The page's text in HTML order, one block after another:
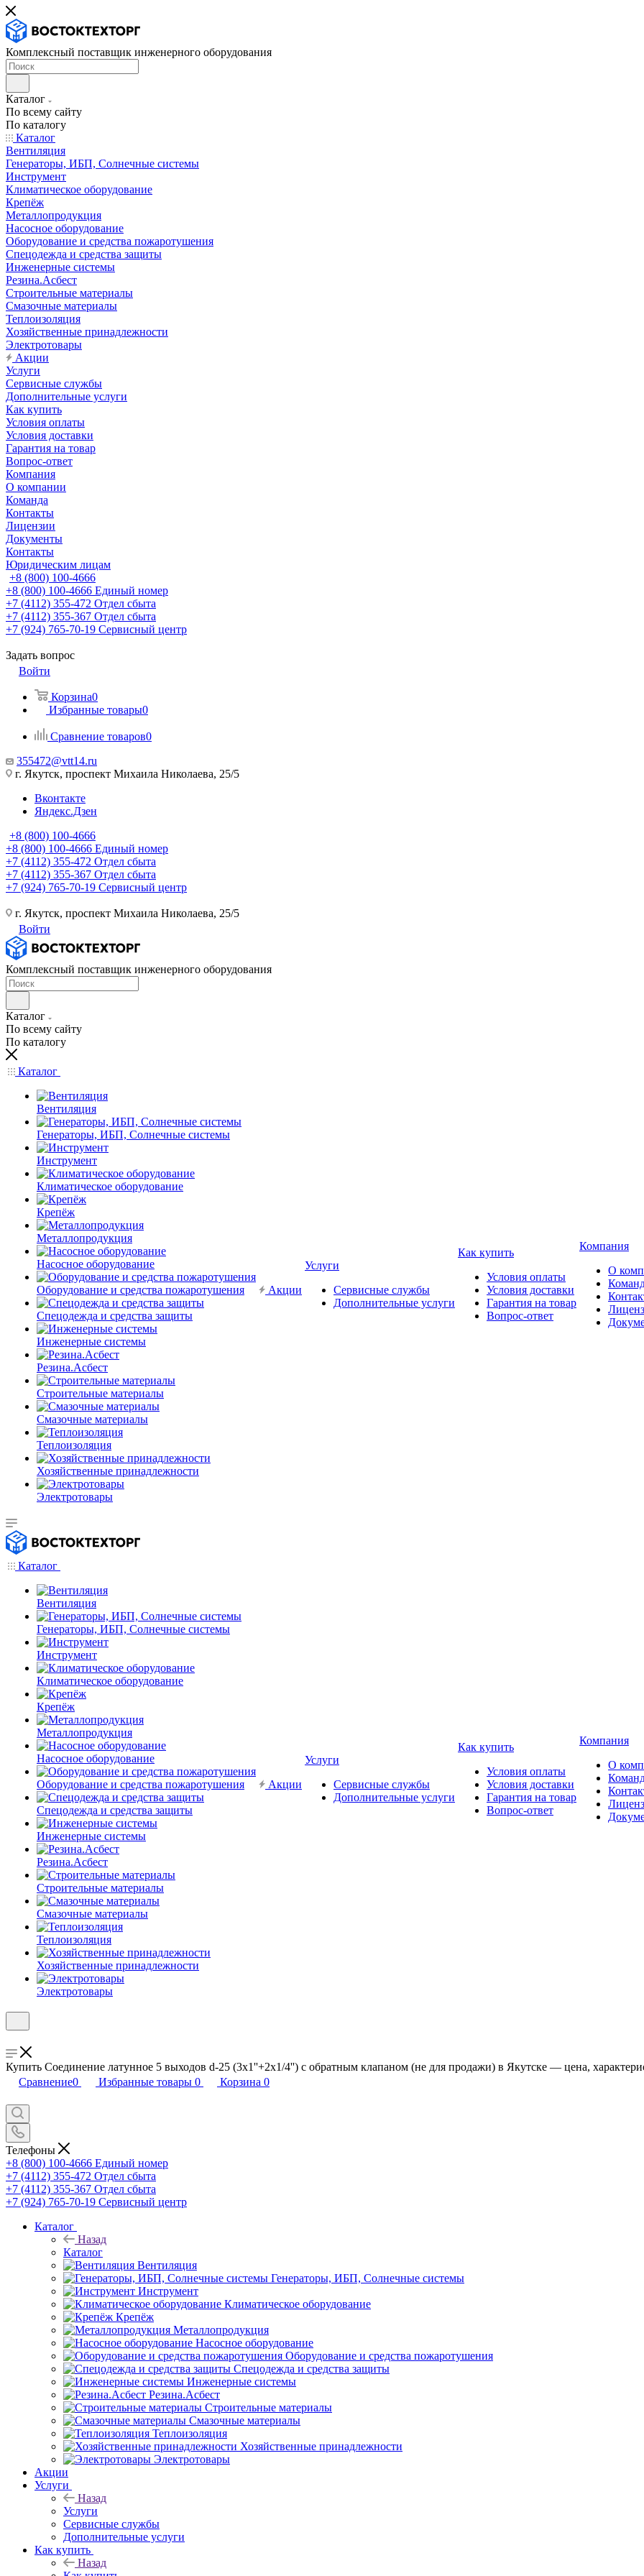
Комплексный поставщик инженерного оборудования
Каталог
По всему сайту
По каталогу
Каталог
Вентиляция
Генераторы, ИБП, Солнечные системы
Инструмент
Климатическое оборудование
Крепёж
Металлопродукция
Насосное оборудование
Оборудование и средства пожаротушения
Спецодежда и средства защиты
Инженерные системы
Резина.Асбест
Строительные материалы
Смазочные материалы
Теплоизоляция
Хозяйственные принадлежности
Электротовары
Акции
Услуги
Сервисные службы
Дополнительные услуги
Как купить
Условия оплаты
Условия доставки
Гарантия на товар
Вопрос-ответ
Компания
О компании
Команда
Контакты
Лицензии
Документы
Контакты
Юридическим лицам
+8 (800) 100-4666
+8 (800) 100-4666 Единый номер
+7 (4112) 355-472 Отдел сбыта
+7 (4112) 355-367 Отдел сбыта
+7 (924) 765-70-19 Сервисный центр
Задать вопрос
Войти
Корзина0
Избранные товары0
Сравнение товаров0
355472@vtt14.ru
г. Якутск, проспект Михаила Николаева, 25/5
Вконтакте
Яндекс.Дзен
+8 (800) 100-4666
+8 (800) 100-4666 Единый номер
+7 (4112) 355-472 Отдел сбыта
+7 (4112) 355-367 Отдел сбыта
+7 (924) 765-70-19 Сервисный центр
г. Якутск, проспект Михаила Николаева, 25/5
Войти
Комплексный поставщик инженерного оборудования
Каталог
По всему сайту
По каталогу
Каталог
Вентиляция
Генераторы, ИБП, Солнечные системы
Инструмент
Климатическое оборудование
Крепёж
Металлопродукция
Насосное оборудование
Оборудование и средства пожаротушения
Спецодежда и средства защиты
Инженерные системы
Резина.Асбест
Строительные материалы
Смазочные материалы
Теплоизоляция
Хозяйственные принадлежности
Электротовары
Акции
Услуги
Сервисные службы
Дополнительные услуги
Как купить
Условия оплаты
Условия доставки
Гарантия на товар
Вопрос-ответ
Компания
О
Каталог
Вентиляция
Генераторы, ИБП, Солнечные системы
Инструмент
Климатическое оборудование
Крепёж
Металлопродукция
Насосное оборудование
Оборудование и средства пожаротушения
Спецодежда и средства защиты
Инженерные системы
Резина.Асбест
Строительные материалы
Смазочные материалы
Теплоизоляция
Хозяйственные принадлежности
Электротовары
Акции
Услуги
Сервисные службы
Дополнительные услуги
Как купить
Условия оплаты
Условия доставки
Гарантия на товар
Вопрос-ответ
Компания
О
Купить Соединение латунное 5 выходов d-25 (3x1''+2x1/4'') с обратным клапаном (не для продажи) в Якутске — цена,
Сравнение0 Избранные товары 0 Корзина 0
Телефоны
+8 (800) 100-4666 Единый номер
+7 (4112) 355-472 Отдел сбыта
+7 (4112) 355-367 Отдел сбыта
+7 (924) 765-70-19 Сервисный центр
Каталог
Назад
Каталог
Вентиляция
Генераторы, ИБП, Солнечные системы
Инструмент
Климатическое оборудование
Крепёж
Металлопродукция
Насосное оборудование
Оборудование и средства пожаротушения
Спецодежда и средства защиты
Инженерные системы
Резина.Асбест
Строительные материалы
Смазочные материалы
Теплоизоляция
Хозяйственные принадлежности
Электротовары
Акции
Услуги
Назад
Услуги
Сервисные службы
Дополнительные услуги
Как купить
Назад